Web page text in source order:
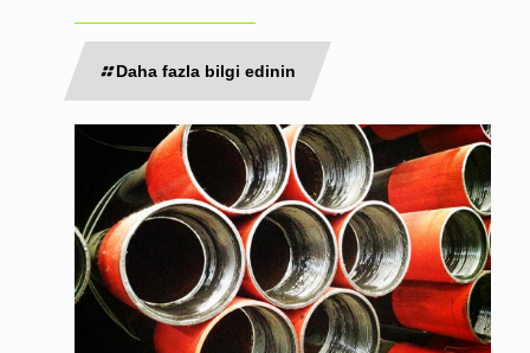
Daha fazla bilgi edinin